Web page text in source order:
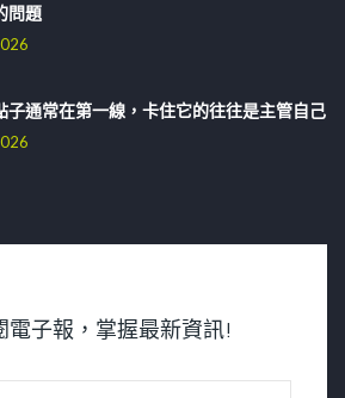
問題
子通常在第一線，卡住它的往往是主管自己
電子報，掌握最新資訊!